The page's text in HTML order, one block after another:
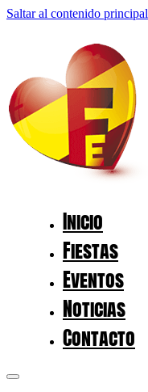
Saltar al contenido principal
Inicio
Fiestas
Eventos
Noticias
Contacto